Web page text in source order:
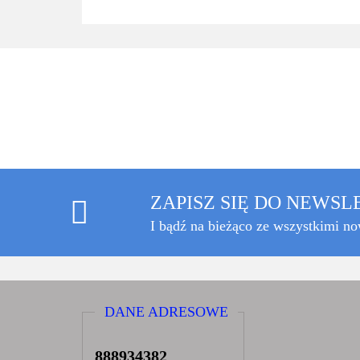
ZAPISZ SIĘ DO
I bądź na bieżąco ze wszystkimi
DANE ADRESOWE
888934382